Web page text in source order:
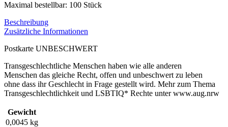
Maximal bestellbar: 100 Stück
Beschreibung
Zusätzliche Informationen
Postkarte UNBESCHWERT
Transgeschlechtliche Menschen haben wie alle anderen
Menschen das gleiche Recht, offen und unbeschwert zu leben
ohne dass ihr Geschlecht in Frage gestellt wird. Mehr zum Thema
Transgeschlechtlichkeit und LSBTIQ* Rechte unter www.aug.nrw
Gewicht
0,0045 kg